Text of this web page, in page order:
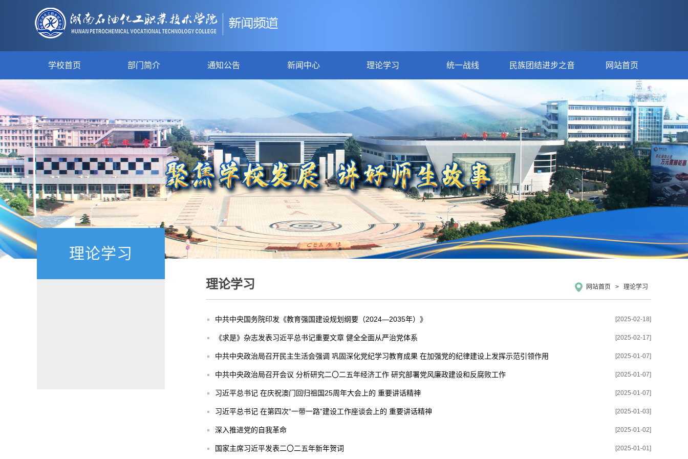
学校首页 部门简介 通知公告 新闻中心 理论学习 统一战线 民族团结进步之音 网站首页
理论学习
理论学习 网站首页 > 理论学习
中共中央国务院印发《教育强国建设规划纲要（2024—2035年）》 [2025-02-18]
《求是》杂志发表习近平总书记重要文章 健全全面从严治党体系 [2025-02-17]
中共中央政治局召开民主生活会强调 巩固深化党纪学习教育成果 在加强党的纪律建设上发挥示范引领作用 [2025-01-07]
中共中央政治局召开会议 分析研究二〇二五年经济工作 研究部署党风廉政建设和反腐败工作 [2025-01-07]
习近平总书记 在庆祝澳门回归祖国25周年大会上的 重要讲话精神 [2025-01-07]
习近平总书记 在第四次“一带一路”建设工作座谈会上的 重要讲话精神 [2025-01-03]
深入推进党的自我革命 [2025-01-02]
国家主席习近平发表二〇二五年新年贺词 [2025-01-01]